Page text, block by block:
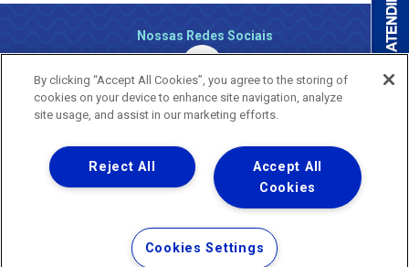
Nossas Redes Sociais
Uma empresa
Copyright ® 2026 - Todos os Direitos Reservados.
Nossa natureza movimenta a vida
Termos Gerais de Uso de Sites e Aplicativos
Política de Privacidade e Proteção de Dados
By clicking “Accept All Cookies”, you agree to the storing of
cookies on your device to enhance site navigation, analyze
site usage, and assist in our marketing efforts.
Accept All
Cookies
Reject All
Cookies Settings